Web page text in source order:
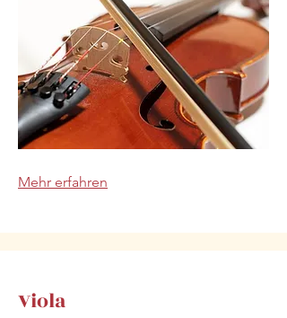
Mehr erfahren
Viola